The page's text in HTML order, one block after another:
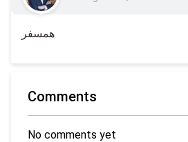
همسفر
Comments
No comments yet